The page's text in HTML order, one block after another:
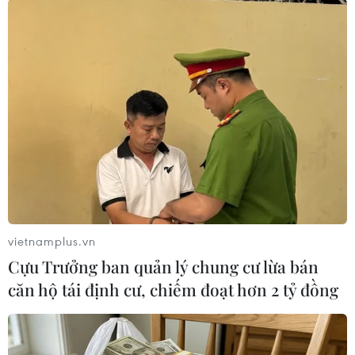
Hiện, Phòng Cảnh sát hình sự đã bàn giao Vũ
Thị Tuyết cho Công an thành phố Hải Dương
tiếp tục điều tra, xử lý theo quy định của pháp
vietnamplus.vn
Cựu Trưởng ban quản lý chung cư lừa bán
căn hộ tái định cư, chiếm đoạt hơn 2 tỷ đồng